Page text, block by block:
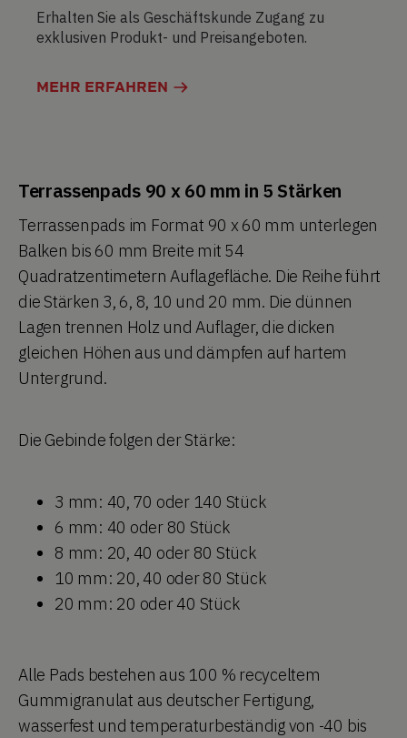
Erhalten Sie als Geschäftskunde Zugang zu
exklusiven Produkt- und Preisangeboten.
MEHR ERFAHREN
Terrassenpads 90 x 60 mm in 5 Stärken
Terrassenpads im Format 90 x 60 mm unterlegen
Balken bis 60 mm Breite mit 54
Quadratzentimetern Auflagefläche. Die Reihe führt
die Stärken 3, 6, 8, 10 und 20 mm. Die dünnen
Lagen trennen Holz und Auflager, die dicken
gleichen Höhen aus und dämpfen auf hartem
Untergrund.
Die Gebinde folgen der Stärke:
3 mm: 40, 70 oder 140 Stück
6 mm: 40 oder 80 Stück
8 mm: 20, 40 oder 80 Stück
10 mm: 20, 40 oder 80 Stück
20 mm: 20 oder 40 Stück
Alle Pads bestehen aus 100 % recyceltem
Gummigranulat aus deutscher Fertigung,
wasserfest und temperaturbeständig von -40 bis